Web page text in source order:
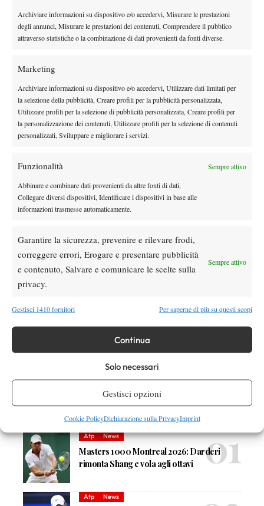
Archiviare informazioni su dispositivo e/o accedervi, Misurare le prestazioni
degli annunci, Misurare le prestazioni dei contenuti, Comprendere il pubblico
attraverso statistiche o la combinazione di dati provenienti da fonti diverse.
Marketing
Archiviare informazioni su dispositivo e/o accedervi, Utilizzare dati limitati per
la selezione della pubblicità, Creare profili per la pubblicità personalizzata,
Utilizzare profili per la selezione di pubblicità personalizzata, Creare profili per
la personalizzazione dei contenuti, Utilizzare profili per la selezione di contenuti
personalizzati, Sviluppare e migliorare i servizi.
Funzionalità Sempre attivo
Abbinare e combinare dati provenienti da altre fonti di dati,
Collegare diversi dispositivi, Identificare i dispositivi in base alle
informazioni trasmesse automaticamente.
Garantire la sicurezza, prevenire e rilevare frodi,
correggere errori, Erogare e presentare pubblicità
e contenuto, Salvare e comunicare le scelte sulla
privacy.
Sempre attivo
Gestisci 1410 fornitori Per saperne di più su questi scopi
Continua
Solo necessari
Gestisci opzioni
Cookie PolicyDichiarazione sulla PrivacyImprint
SPORTING CLUB GIGNESE – Singolare maschile – Quarti di
finale: Pirrone b. Solaro 7-5 6-2, Carpi b. Prini ritiro, Marchetti b.
Santini 6-3 6-1, Taglione b. Vaccaro 6-2 6-1. Semifinali: Pirrone
Marchetti 6-1 6-0.
TENNIS CLUB GHIFFA – Singolare maschile – Quarti di finale:
Taglione b. Delfrati 6-2 6-1, Solaro b. Lanzalacqua 4-6 6-0 6-0,
Aicardi b. Federici 6-2 6-4, Zannoni b. Santini 6-2 6-3.
Semifinali: Taglione b. Solaro 6-4 7-6, Zannoni b. Aicardi 6-4 6-
NOVARA TENNIS TOUR ON-LINE Tutti i tabelloni, i risultati
aggiornati, il calendario dei tornei e le classifiche su
www.novaratennistour.it.
TAGGED: Italia Tennis Tour Novara Tennis Tour
Terza Categoria
Nessun commento
per inviare un commento.
DI TENDENZA
Atp News
Masters 1000 Montreal 2026: Darderi
rimonta Shang e vola agli ottavi
Atp News